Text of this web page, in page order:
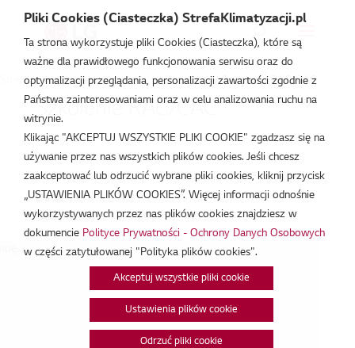
Strefa Klimatyzacji /Wydarzenia/RAC/CAC/Szkolenie RAC/CAC
Szkolenie RAC/CAC
maj 16, 2019
Data:16/05/2019
Godzina:9:00 - 16:00
Pliki Cookies (Ciasteczka) StrefaKlimatyzacji.pl
Ta strona wykorzystuje pliki Cookies (Ciasteczka), które są
ważne dla prawidłowego funkcjonowania serwisu oraz do
optymalizacji przeglądania, personalizacji zawartości zgodnie z
Państwa zainteresowaniami oraz w celu analizowania ruchu na
witrynie.
Klikając "AKCEPTUJ WSZYSTKIE PLIKI COOKIE" zgadzasz się na
używanie przez nas wszystkich plików cookies. Jeśli chcesz
zaakceptować lub odrzucić wybrane pliki cookies, kliknij przycisk
„USTAWIENIA PLIKÓW COOKIES”. Więcej informacji odnośnie
wykorzystywanych przez nas plików cookies znajdziesz w
dokumencie Polityce Prywatności - Ochrony Danych Osobowych
w części zatytułowanej "Polityka plików cookies".
Akceptuj wszystkie pliki cookie
Ustawienia plików cookie
Odrzuć pliki cookie